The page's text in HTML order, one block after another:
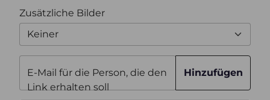
Zusätzliche Bilder
Keiner
E-Mail für die Person, die den
Link erhalten soll
Hinzufügen